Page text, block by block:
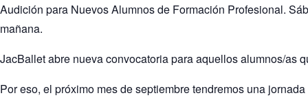
Audición para Nuevos Alumnos de Formación Profesional.
mañana.
JacBallet abre nueva convocatoria para aquellos alumnos/as
Por eso, el próximo mes de septiembre tendremos una